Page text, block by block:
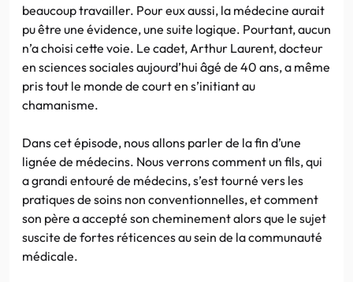
beaucoup travailler. Pour eux aussi, la médecine aurait
pu être une évidence, une suite logique. Pourtant, aucun
n’a choisi cette voie. Le cadet, Arthur Laurent, docteur
en sciences sociales aujourd’hui âgé de 40 ans, a même
pris tout le monde de court en s’initiant au
chamanisme.
Dans cet épisode, nous allons parler de la fin d’une
lignée de médecins. Nous verrons comment un fils, qui
a grandi entouré de médecins, s’est tourné vers les
pratiques de soins non conventionnelles, et comment
son père a accepté son cheminement alors que le sujet
suscite de fortes réticences au sein de la communauté
médicale.